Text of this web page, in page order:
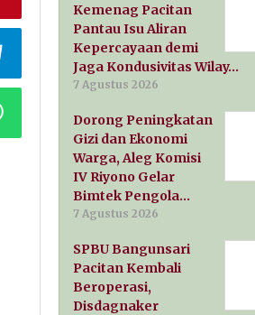
Kemenag Pacitan
Pantau Isu Aliran
Kepercayaan demi
Jaga Kondusivitas Wilay…
7 Agustus 2026
Dorong Peningkatan
Gizi dan Ekonomi
Warga, Aleg Komisi
IV Riyono Gelar
Bimtek Pengola…
7 Agustus 2026
SPBU Bangunsari
Pacitan Kembali
Beroperasi,
Disdagnaker